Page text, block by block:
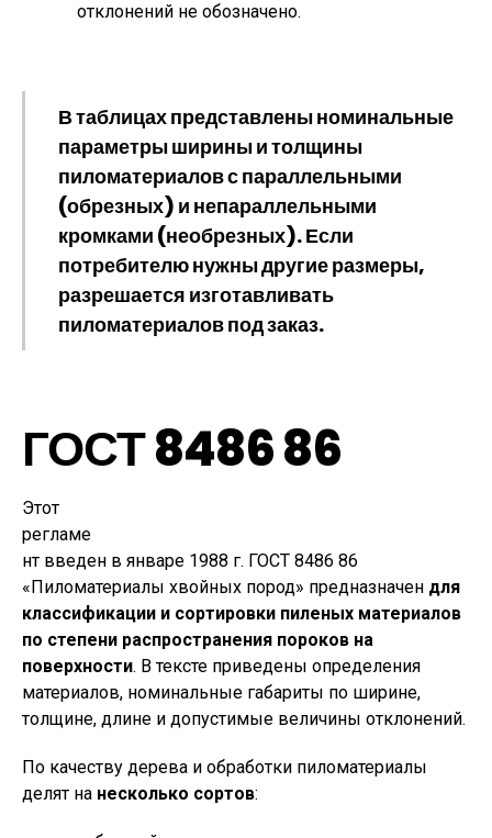
отклонений не обозначено.
В таблицах представлены номинальные
параметры ширины и толщины
пиломатериалов с параллельными
(обрезных) и непараллельными
кромками (необрезных). Если
потребителю нужны другие размеры,
разрешается изготавливать
пиломатериалов под заказ.
ГОСТ 8486 86
Этот
регламе
нт введен в январе 1988 г. ГОСТ 8486 86
«Пиломатериалы хвойных пород» предназначен для
классификации и сортировки пиленых материалов
по степени распространения пороков на
поверхности. В тексте приведены определения
материалов, номинальные габариты по ширине,
толщине, длине и допустимые величины отклонений.
По качеству дерева и обработки пиломатериалы
делят на несколько сортов: